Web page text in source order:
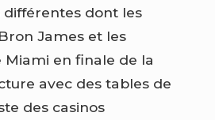
différentes dont les
James et les
Miami en finale de la
avec des tables de
des casinos